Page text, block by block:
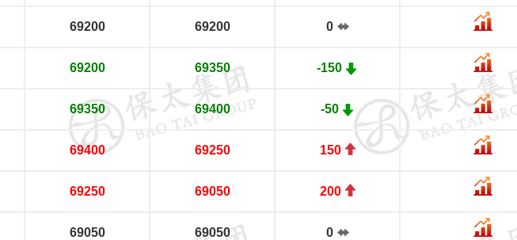
69200 69200 0
69200 69350 -150
69350 69400 -50
69400 69250 150
69250 69050 200
69050 69050 0